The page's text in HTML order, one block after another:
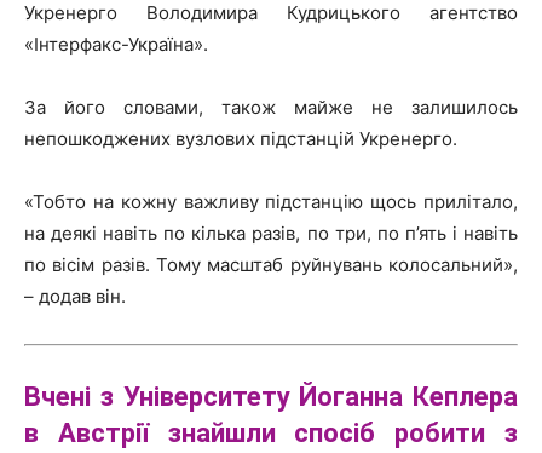
Укренерго Володимира Кудрицького агентство
«Інтерфакс-Україна».
За його словами, також майже не залишилось
непошкоджених вузлових підстанцій Укренерго.
«Тобто на кожну важливу підстанцію щось прилітало,
на деякі навіть по кілька разів, по три, по п’ять і навіть
по вісім разів. Тому масштаб руйнувань колосальний»,
– додав він.
Вчені з Університету Йоганна Кеплера
в Австрії знайшли спосіб робити з